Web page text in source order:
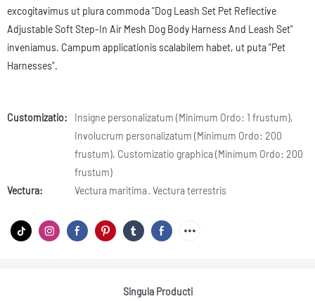
excogitavimus ut plura commoda "Dog Leash Set Pet Reflective
Adjustable Soft Step-In Air Mesh Dog Body Harness And Leash Set"
inveniamus. Campum applicationis scalabilem habet, ut puta "Pet
Harnesses".
Customizatio:
Insigne personalizatum (Minimum Ordo: 1 frustum),
Involucrum personalizatum (Minimum Ordo: 200
frustum), Customizatio graphica (Minimum Ordo: 200
frustum)
Vectura:
Vectura maritima · Vectura terrestris
Singula Producti